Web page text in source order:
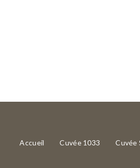
Accueil Cuvée 1033 Cuvée